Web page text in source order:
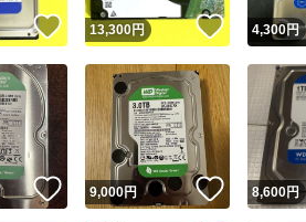
いいね！
13,300円 いいね！
4,300円
いいね！
9,000円 いいね！
8,600円